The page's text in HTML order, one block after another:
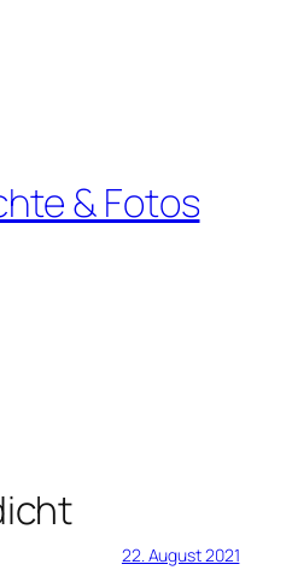
& Fotos
22. August 2021